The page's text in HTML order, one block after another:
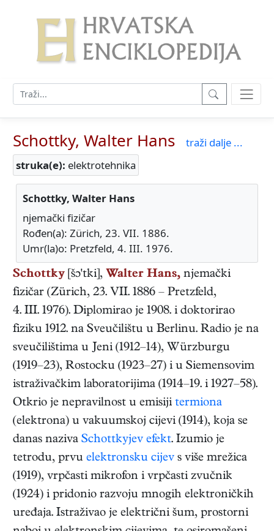
Schottky, Walter Hans
traži dalje ...
struka(e): elektrotehnika
Schottky, Walter Hans
njemački fizičar
Rođen(a): Zürich, 23. VII. 1886.
Umr(la)o: Pretzfeld, 4. III. 1976.
Schottky [šɔ'tki], Walter Hans, njemački
fizičar (Zürich, 23. VII. 1886 – Pretzfeld,
4. III. 1976). Diplomirao je 1908. i doktorirao
fiziku 1912. na Sveučilištu u Berlinu. Radio je na
sveučilištima u Jeni (1912–14), Würzburgu
(1919–23), Rostocku (1923–27) i u Siemensovim
istraživačkim laboratorijima (1914–19. i 1927–58).
Otkrio je nepravilnost u emisiji termiona
(elektrona) u vakuumskoj cijevi (1914), koja se
danas naziva Schottkyjev efekt. Izumio je
tetrodu, prvu elektronsku cijev s više mrežica
(1919), vrpčasti mikrofon i vrpčasti zvučnik
(1924) i pridonio razvoju mnogih elektroničkih
uređaja. Istraživao je električni šum, prostorni